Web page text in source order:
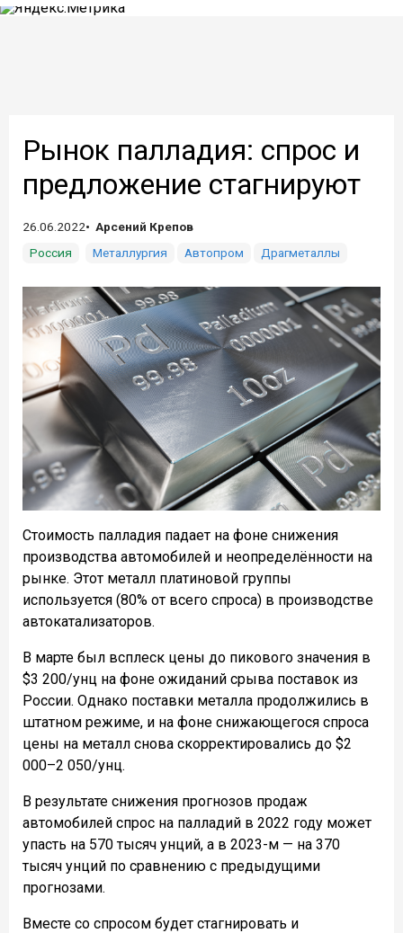
Рынок палладия: спрос и
предложение стагнируют
26.06.2022
Арсений Крепов
Россия
Металлургия Автопром Драгметаллы
Стоимость палладия падает на фоне снижения
производства автомобилей и неопределённости на
рынке. Этот металл платиновой группы
используется (80% от всего спроса) в производстве
автокатализаторов.
В марте был всплеск цены до пикового значения в
$3 200/унц на фоне ожиданий срыва поставок из
России. Однако поставки металла продолжились в
штатном режиме, и на фоне снижающегося спроса
цены на металл снова скорректировались до $2
000–2 050/унц.
В результате снижения прогнозов продаж
автомобилей спрос на палладий в 2022 году может
упасть на 570 тысяч унций, а в 2023-м — на 370
тысяч унций по сравнению с предыдущими
прогнозами.
Вместе со спросом будет стагнировать и